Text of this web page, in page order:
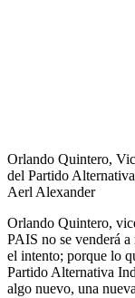
Orlando Quintero,
del Partido
Aerl Alexander
Orlando Quintero,
PAIS no se venderá
el intento; porque lo
Partido Alternativa
algo nuevo, una